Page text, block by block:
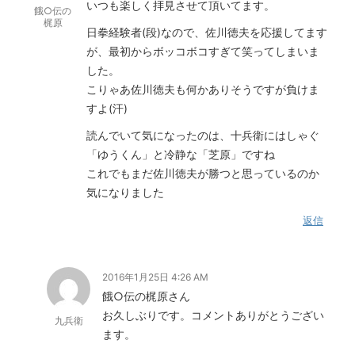
餓○伝の
梶原
いつも楽しく拝見させて頂いてます。
日拳経験者(段)なので、佐川徳夫を応援してます
が、最初からボッコボコすぎて笑ってしまいま
した。
こりゃあ佐川徳夫も何かありそうですが負けま
すよ(汗)
読んでいて気になったのは、十兵衛にはしゃぐ
「ゆうくん」と冷静な「芝原」ですね
これでもまだ佐川徳夫が勝つと思っているのか
気になりました
返信
九兵衛
2016年1月25日 4:26 AM
餓○伝の梶原さん
お久しぶりです。コメントありがとうござい
ます。